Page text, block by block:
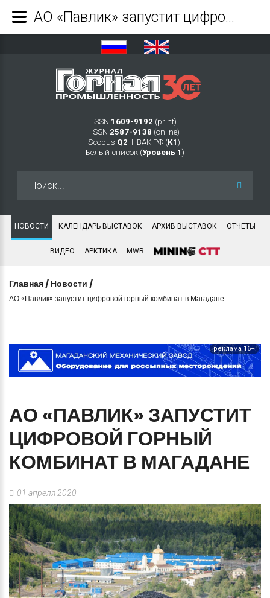
ISSN 1609-9192 (print)
ISSN 2587-9138 (online)
Scopus Q2 Ι ВАК РФ (K1 )
Белый список (Уровень 1 )
НОВОСТИ КАЛЕНДАРЬ ВЫСТАВОК АРХИВ ВЫСТАВОК ОТЧЕТЫ
ВИДЕО АРКТИКА MWR
Главная / Новости /
АО «Павлик» запустит цифровой горный комбинат в Магадане
реклама 16+
АО «ПАВЛИК» ЗАПУСТИТ
ЦИФРОВОЙ ГОРНЫЙ
КОМБИНАТ В МАГАДАНЕ
01 апреля 2020
АО «Павлик» запустит цифровой горный комбинат в Магадане - Журнал Горная промышленность